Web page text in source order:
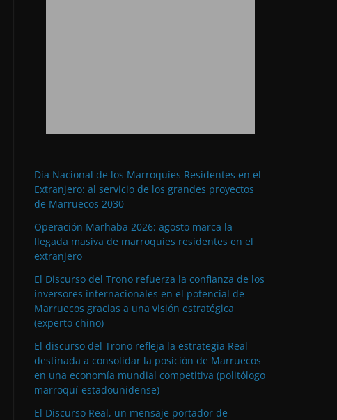
Día Nacional de los Marroquíes Residentes en el
Extranjero: al servicio de los grandes proyectos
de Marruecos 2030
Operación Marhaba 2026: agosto marca la
llegada masiva de marroquíes residentes en el
extranjero
El Discurso del Trono refuerza la confianza de los
inversores internacionales en el potencial de
Marruecos gracias a una visión estratégica
(experto chino)
El discurso del Trono refleja la estrategia Real
destinada a consolidar la posición de Marruecos
en una economía mundial competitiva (politólogo
marroquí-estadounidense)
El Discurso Real, un mensaje portador de